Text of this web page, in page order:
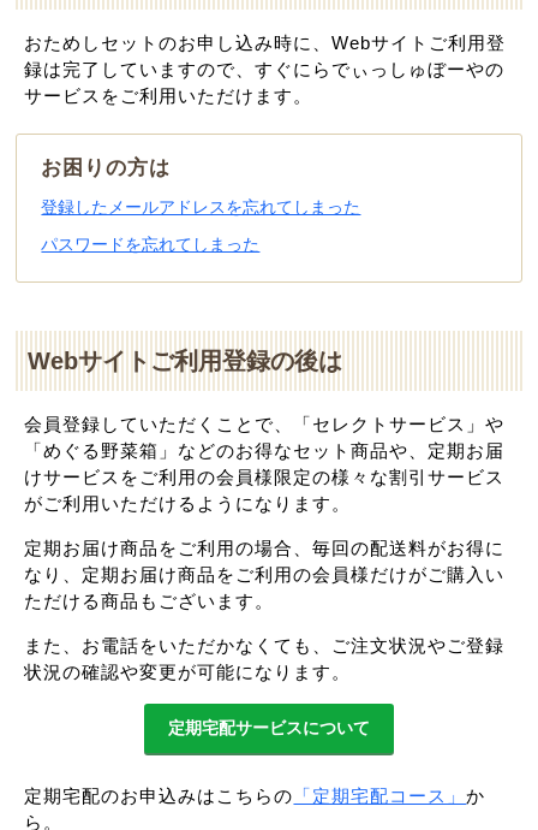
おためしセットのお申し込み時に、Webサイトご利用登
録は完了していますので、すぐにらでぃっしゅぼーやの
サービスをご利用いただけます。
お困りの方は
登録したメールアドレスを忘れてしまった
パスワードを忘れてしまった
Webサイトご利用登録の後は
会員登録していただくことで、「セレクトサービス」や
「めぐる野菜箱」などのお得なセット商品や、定期お届
けサービスをご利用の会員様限定の様々な割引サービス
がご利用いただけるようになります。
定期お届け商品をご利用の場合、毎回の配送料がお得に
なり、定期お届け商品をご利用の会員様だけがご購入い
ただける商品もございます。
また、お電話をいただかなくても、ご注文状況やご登録
状況の確認や変更が可能になります。
定期宅配サービスについて
定期宅配のお申込みはこちらの 「定期宅配コース」か
ら。